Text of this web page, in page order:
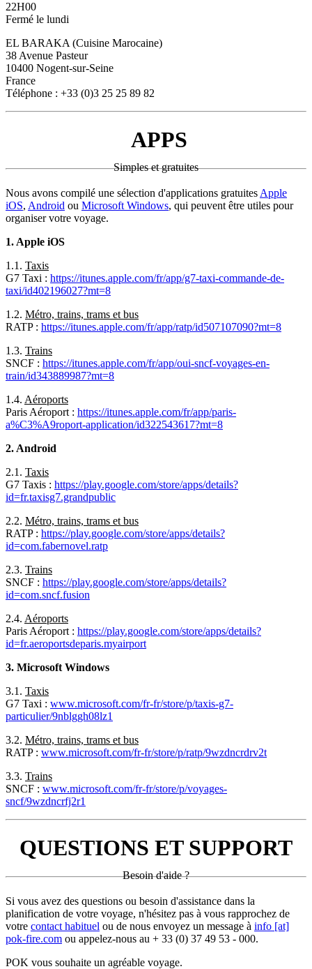
22H00
Fermé le lundi
EL BARAKA (Cuisine Marocaine)
38 Avenue Pasteur
10400 Nogent-sur-Seine
France
Téléphone : +33 (0)3 25 25 89 82
APPS
Simples et gratuites
Nous avons compilé une sélection d'applications gratuites Apple
iOS, Android ou Microsoft Windows, qui peuvent être utiles pour
organiser votre voyage.
1. Apple iOS
1.1. Taxis
G7 Taxi : https://itunes.apple.com/fr/app/g7-taxi-commande-de-
taxi/id402196027?mt=8
1.2. Métro, trains, trams et bus
RATP : https://itunes.apple.com/fr/app/ratp/id507107090?mt=8
1.3. Trains
SNCF : https://itunes.apple.com/fr/app/oui-sncf-voyages-en-
train/id343889987?mt=8
1.4. Aéroports
Paris Aéroport : https://itunes.apple.com/fr/app/paris-
a%C3%A9roport-application/id322543617?mt=8
2. Android
2.1. Taxis
G7 Taxis : https://play.google.com/store/apps/details?
id=fr.taxisg7.grandpublic
2.2. Métro, trains, trams et bus
RATP : https://play.google.com/store/apps/details?
id=com.fabernovel.ratp
2.3. Trains
SNCF : https://play.google.com/store/apps/details?
id=com.sncf.fusion
2.4. Aéroports
Paris Aéroport : https://play.google.com/store/apps/details?
id=fr.aeroportsdeparis.myairport
3. Microsoft Windows
3.1. Taxis
G7 Taxi : www.microsoft.com/fr-fr/store/p/taxis-g7-
particulier/9nblggh08lz1
3.2. Métro, trains, trams et bus
RATP : www.microsoft.com/fr-fr/store/p/ratp/9wzdncrdrv2t
3.3. Trains
SNCF : www.microsoft.com/fr-fr/store/p/voyages-
sncf/9wzdncrfj2r1
QUESTIONS ET SUPPORT
Besoin d'aide ?
Si vous avez des questions ou besoin d'assistance dans la
planification de votre voyage, n'hésitez pas à vous rapprochez de
votre contact habituel ou de nous envoyez un message à info [at]
pok-fire.com ou appelez-nous au + 33 (0) 37 49 53 - 000.
POK vous souhaite un agréable voyage.